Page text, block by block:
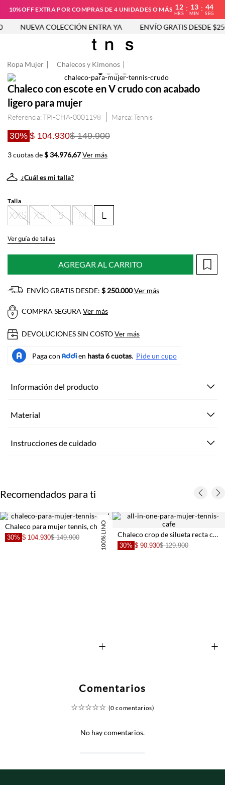
10%OFF EXTRA POR COMPRAS DE 4 UNIDADES O MÁS 12
HRS
: 13
MIN
: 44
SEG
NUEVA COLECCIÓN ENTRA YA ENVÍO GRATIS DESDE
Ropa Mujer Chalecos y Kimonos
Chaleco con escote en V crudo con acabado
ligero para mujer
Referencia:TPI-CHA-0001198 Tennis
30% $ 104.930$ 149.900
3 cuotas de$ 34.976,67Ver más
¿Cuál es mi talla?
Talla
XXS XS S M L
Ver guía de tallas
AGREGAR AL CARRITO
ENVÍO GRATIS DESDE: $ 250.000Ver más
COMPRA SEGURA Ver más
DEVOLUCIONES SIN COSTOVer más
Información del producto
Material
Instrucciones de cuidado
Recomendados para ti
100% LINO
+
Chaleco para mujer tennis, chaleco entero
30% $ 104.930$ 149.900
+
Chaleco crop de silueta recta café para mujer
30% $ 90.930$ 129.900
Comentarios
☆☆☆☆☆ (0 comentarios)
No hay comentarios.